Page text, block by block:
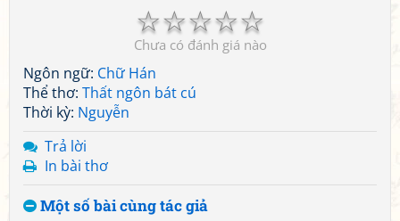
☆
☆
☆
☆
☆
Chưa có đánh giá nào
Ngôn ngữ: Chữ Hán
Thể thơ: Thất ngôn bát cú
Thời kỳ: Nguyễn
Trả lời
In bài thơ
Một số bài cùng tác giả